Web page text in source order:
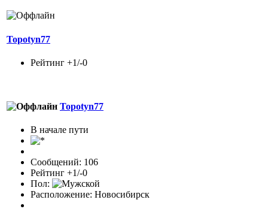
Topotyn77
Рейтинг +1/-0
Topotyn77
В начале пути
Сообщений: 106
Рейтинг +1/-0
Пол:
Расположение: Новосибирск